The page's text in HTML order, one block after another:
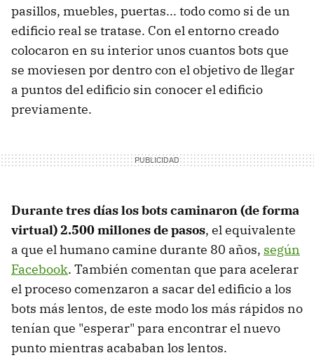
pasillos, muebles, puertas... todo como si de un
edificio real se tratase. Con el entorno creado
colocaron en su interior unos cuantos bots que
se moviesen por dentro con el objetivo de llegar
a puntos del edificio sin conocer el edificio
previamente.
Durante tres días los bots caminaron (de forma
virtual) 2.500 millones de pasos, el equivalente
a que el humano camine durante 80 años, según
Facebook. También comentan que para acelerar
el proceso comenzaron a sacar del edificio a los
bots más lentos, de este modo los más rápidos no
tenían que "esperar" para encontrar el nuevo
punto mientras acababan los lentos.